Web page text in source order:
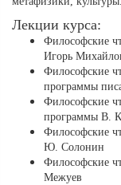
Лекции курса:
Философские
Игорь
Философские
программы
Философские
программы В.
Философские
Ю. Солонин
Философские
Межуев